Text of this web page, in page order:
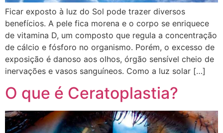
Ficar exposto à luz do Sol pode trazer diversos
benefícios. A pele fica morena e o corpo se enriquece
de vitamina D, um composto que regula a concentração
de cálcio e fósforo no organismo. Porém, o excesso de
exposição é danoso aos olhos, órgão sensível cheio de
inervações e vasos sanguíneos. Como a luz solar […]
O que é Ceratoplastia?